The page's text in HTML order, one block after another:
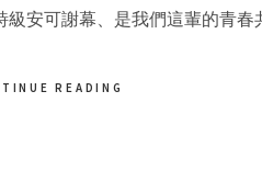
安可謝幕、是我們這輩的青春
READING